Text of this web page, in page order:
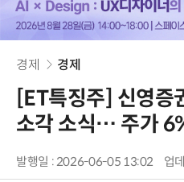
경제 경제
[ET특징주] 신영증
소각 소식… 주가
발행일 : 2026-06-05 13:02 업